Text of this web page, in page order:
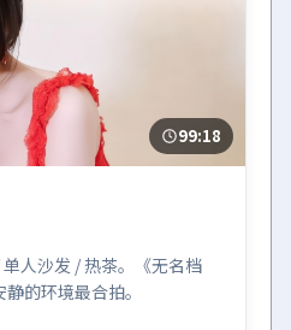
99:18
单人沙发 / 热茶。《无名档
的环境最合拍。